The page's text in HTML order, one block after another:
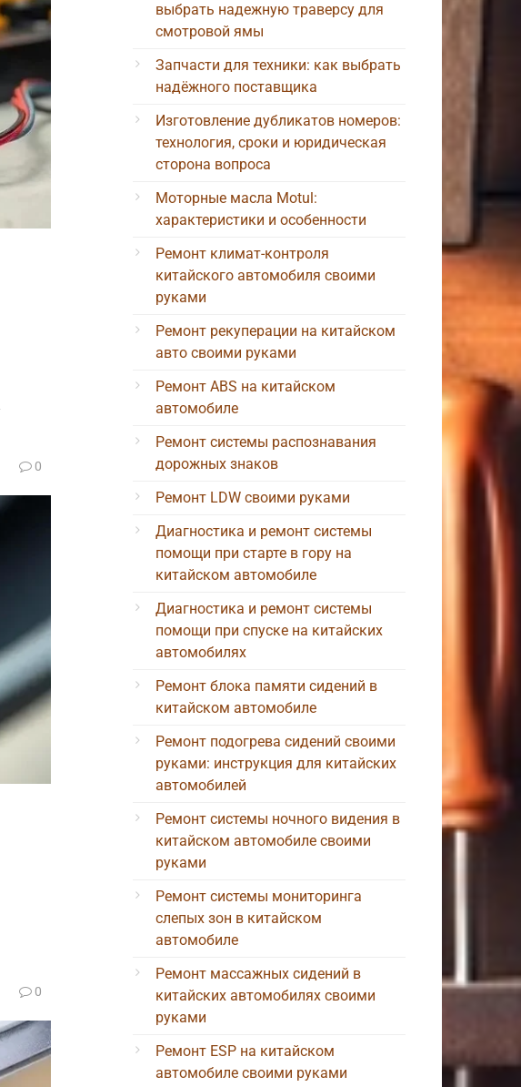
0
0
выбрать надежную траверсу для
смотровой ямы
Запчасти для техники: как выбрать
надёжного поставщика
Изготовление дубликатов номеров:
технология, сроки и юридическая
сторона вопроса
Моторные масла Motul:
характеристики и особенности
Ремонт климат-контроля
китайского автомобиля своими
руками
Ремонт рекуперации на китайском
авто своими руками
Ремонт ABS на китайском
автомобиле
Ремонт системы распознавания
дорожных знаков
Ремонт LDW своими руками
Диагностика и ремонт системы
помощи при старте в гору на
китайском автомобиле
Диагностика и ремонт системы
помощи при спуске на китайских
автомобилях
Ремонт блока памяти сидений в
китайском автомобиле
Ремонт подогрева сидений своими
руками: инструкция для китайских
автомобилей
Ремонт системы ночного видения в
китайском автомобиле своими
руками
Ремонт системы мониторинга
слепых зон в китайском
автомобиле
Ремонт массажных сидений в
китайских автомобилях своими
руками
Ремонт ESP на китайском
автомобиле своими руками